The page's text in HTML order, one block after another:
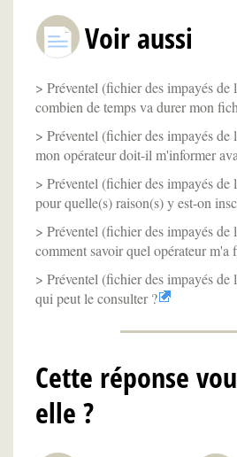
Voir aussi
Préventel (fichier des impayés
combien de temps va durer mon
Préventel (fichier des impayés
mon opérateur doit-il m'informer
Préventel (fichier des impayés
pour quelle(s) raison(s) y est-on
Préventel (fichier des impayés
comment savoir quel opérateur m'a
Préventel (fichier des impayés
qui peut le consulter ?
Cette réponse
elle ?